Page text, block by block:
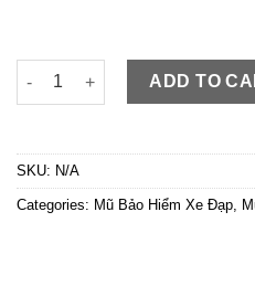
POC 05 trắng bóng sang
ADD TO
SKU: N/A
Categories: Mũ Bảo Hiểm Xe Đạp,